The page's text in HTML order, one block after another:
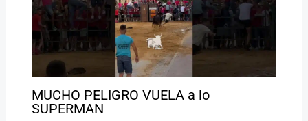
MUCHO PELIGRO VUELA a lo
SUPERMAN